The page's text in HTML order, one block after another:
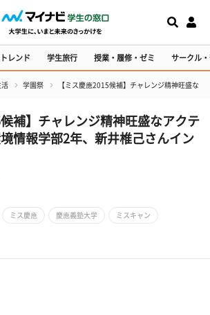
レンド 学生旅行 授業・履修・ゼミ サークル
活 学園祭 【ミス慶應2015候補】チャレンジ精神旺盛な
候補】チャレンジ精神旺盛なアクテ
情報学部2年、新井椎己さんイン
ミス慶應 慶應義塾大学 ミスキャン